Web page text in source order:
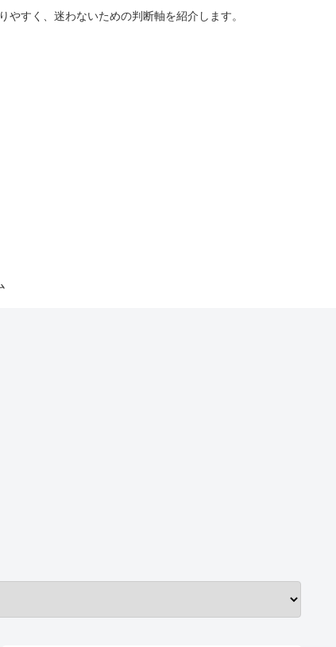
すく、迷わないための判断軸を紹介します。